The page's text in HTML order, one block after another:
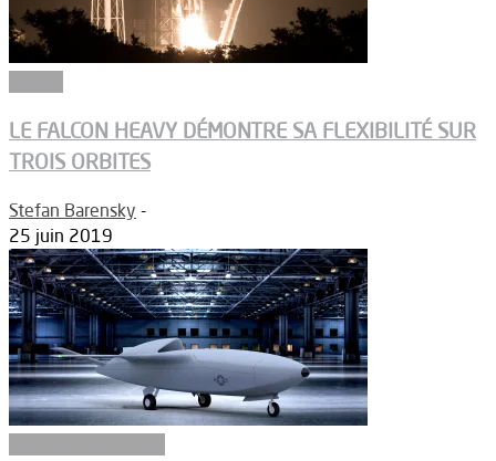
LE FALCON HEAVY DÉMONTRE SA FLEXIBILITÉ SUR
TROIS ORBITES
Stefan Barensky -
25 juin 2019